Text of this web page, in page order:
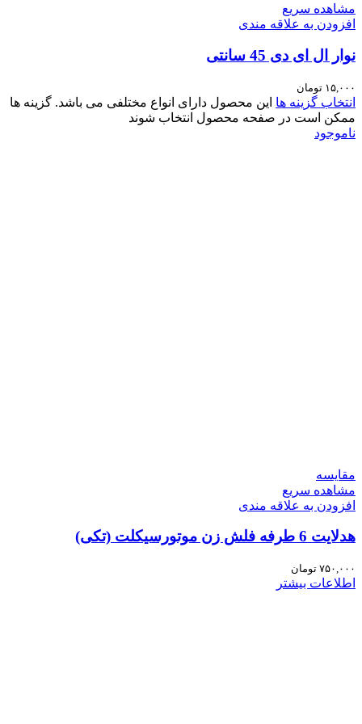
مشاهده سریع
افزودن به علاقه مندی
نوار ال ای دی 45 سانتی
۱۵,۰۰۰ تومان
انتخاب گزینه ها این محصول دارای انواع مختلفی می باشد. گزینه ها
ممکن است در صفحه محصول انتخاب شوند
ناموجود
مقایسه
مشاهده سریع
افزودن به علاقه مندی
هدلایت 6 طرفه فلش زن موتورسیکلت (تکی)
۷۵۰,۰۰۰ تومان
اطلاعات بیشتر